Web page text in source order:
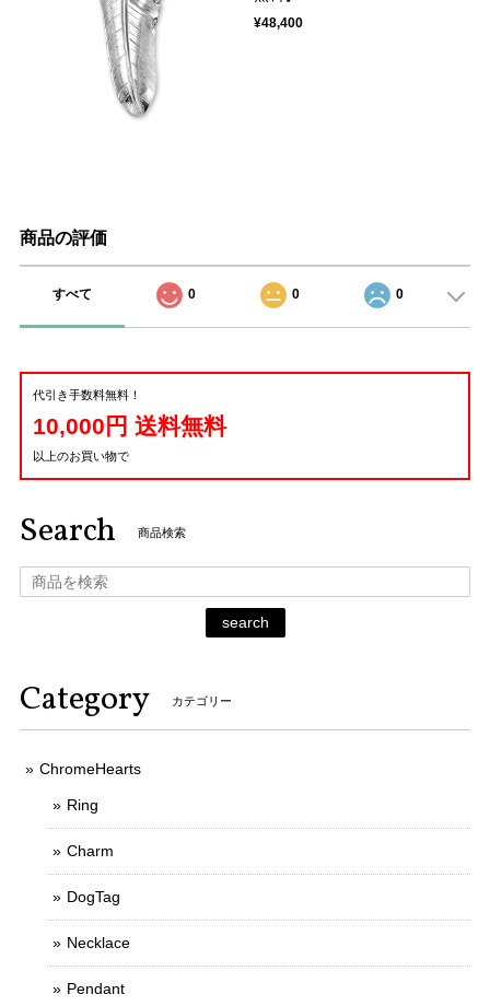
¥48,400
商品の評価
すべて 0 0 0
代引き手数料無料！
10,000円 送料無料
以上のお買い物で
Search 商品検索
search
Category カテゴリー
ChromeHearts
Ring
Charm
DogTag
Necklace
Pendant